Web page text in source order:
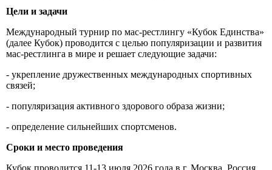
Цели и задачи
Международный турнир по мас-рестлингу «Кубок Единства»
(далее Кубок) проводится с целью популяризации и развития
мас-рестлинга в мире и решает следующие задачи:
- укрепление дружественных международных спортивных
связей;
- популяризация активного здорового образа жизни;
- определение сильнейших спортсменов.
Сроки и место проведения